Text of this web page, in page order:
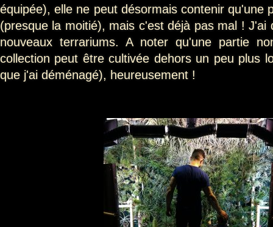
équipée), elle ne peut désormais contenir qu'une
(presque la moitié), mais c'est déjà pas mal ! J'ai
nouveaux terrariums. A noter qu'une partie
collection peut être cultivée dehors un peu plus
que j'ai déménagé), heureusement !